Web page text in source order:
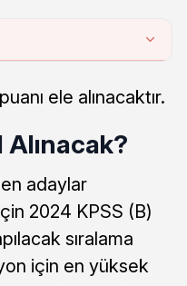
ele alınacaktır.
Alınacak?
adaylar
2024 KPSS (B)
sıralama
için en yüksek